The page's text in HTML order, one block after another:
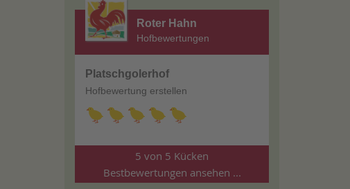
Roter Hahn
Hofbewertungen
Platschgolerhof
Hofbewertung erstellen
5 von 5 Kücken
Bestbewertungen ansehen ...